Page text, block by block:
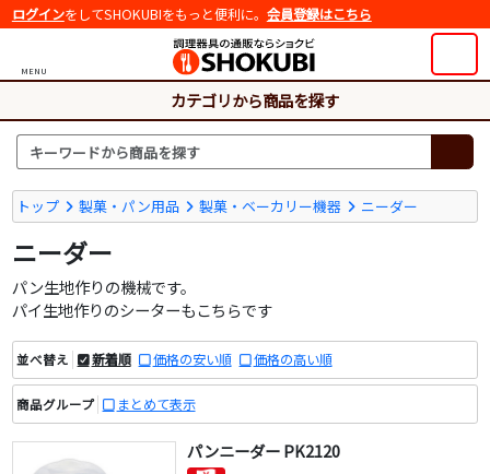
ログインをしてSHOKUBIをもっと便利に。 会員登録はこちら
MENU
カテゴリから商品を探す
トップ 製菓・パン用品 製菓・ベーカリー機器 ニーダー
ニーダー
パン生地作りの機械です。
パイ生地作りのシーターもこちらです
並べ替え 新着順 価格の安い順 価格の高い順
商品グループ まとめて表示
パンニーダー PK2120